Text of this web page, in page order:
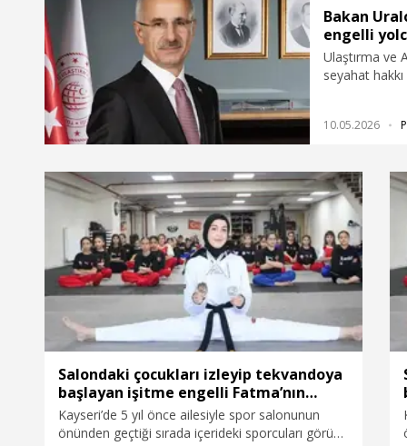
Bakan
engelli
Ulaştırma ve
seyahat
10.05.2026
Salondaki çocukları izleyip tekvandoya
başlayan işitme engelli Fatma’nın
hedefi Avrupa şampiyonluğu
Kayseri’de 5 yıl önce ailesiyle spor salonunun
önünden geçtiği sırada içerideki sporcuları görüp